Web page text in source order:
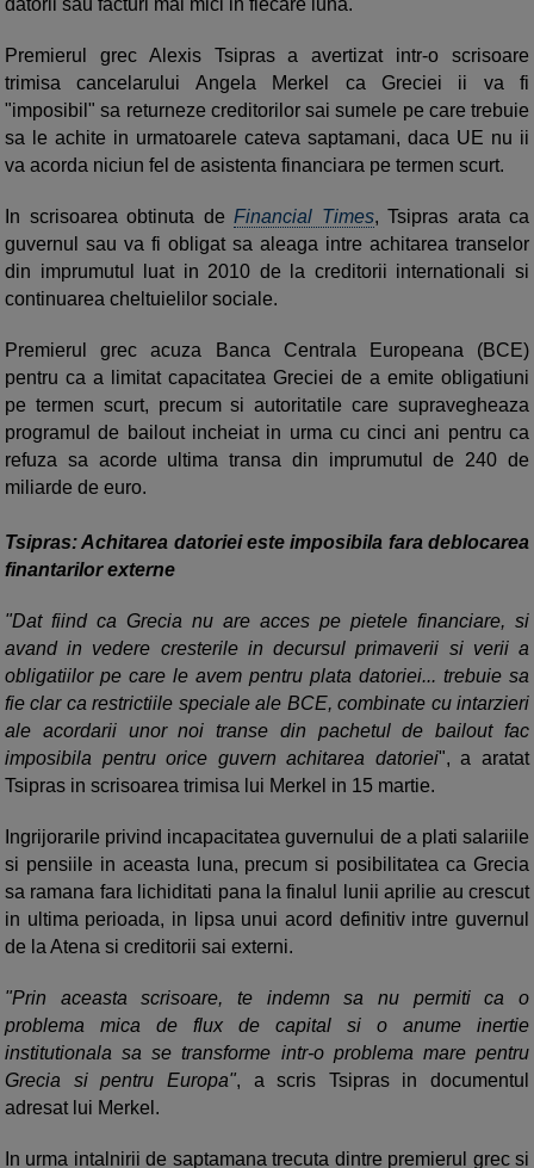
Premierul grec Alexis Tsipras a avertizat intr-o scrisoare
trimisa cancelarului Angela Merkel ca Greciei ii va fi
"imposibil" sa returneze creditorilor sai sumele pe care trebuie
sa le achite in urmatoarele cateva saptamani, daca UE nu ii
va acorda niciun fel de asistenta financiara pe termen scurt.
In scrisoarea obtinuta de Financial Times, Tsipras arata ca
guvernul sau va fi obligat sa aleaga intre achitarea transelor
din imprumutul luat in 2010 de la creditorii internationali si
continuarea cheltuielilor sociale.
Premierul grec acuza Banca Centrala Europeana (BCE)
pentru ca a limitat capacitatea Greciei de a emite obligatiuni
pe termen scurt, precum si autoritatile care supravegheaza
programul de bailout incheiat in urma cu cinci ani pentru ca
refuza sa acorde ultima transa din imprumutul de 240 de
miliarde de euro.
Tsipras: Achitarea datoriei este imposibila fara deblocarea
finantarilor externe
"Dat fiind ca Grecia nu are acces pe pietele financiare, si
avand in vedere cresterile in decursul primaverii si verii a
obligatiilor pe care le avem pentru plata datoriei... trebuie sa
fie clar ca restrictiile speciale ale BCE, combinate cu intarzieri
ale acordarii unor noi transe din pachetul de bailout fac
imposibila pentru orice guvern achitarea datoriei", a aratat
Tsipras in scrisoarea trimisa lui Merkel in 15 martie.
Ingrijorarile privind incapacitatea guvernului de a plati salariile
si pensiile in aceasta luna, precum si posibilitatea ca Grecia
sa ramana fara lichiditati pana la finalul lunii aprilie au crescut
in ultima perioada, in lipsa unui acord definitiv intre guvernul
de la Atena si creditorii sai externi.
"Prin aceasta scrisoare, te indemn sa nu permiti ca o
problema mica de flux de capital si o anume inertie
institutionala sa se transforme intr-o problema mare pentru
Grecia si pentru Europa", a scris Tsipras in documentul
adresat lui Merkel.
In urma intalnirii de saptamana trecuta dintre premierul grec si